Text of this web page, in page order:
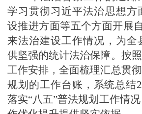
学习贯彻习近平法治思想方
设推进方面等五个方面开展
来法治建设工作情况，为全
供坚强的统计法治保障。 按
工作安排，全面梳理汇总贯
规划的工作台账，系统总结
落实“八五”普法规划工作情